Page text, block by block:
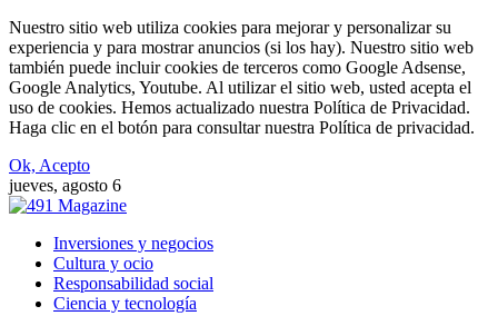
Nuestro sitio web utiliza cookies para mejorar y personalizar su
experiencia y para mostrar anuncios (si los hay). Nuestro sitio web
también puede incluir cookies de terceros como Google Adsense,
Google Analytics, Youtube. Al utilizar el sitio web, usted acepta el
uso de cookies. Hemos actualizado nuestra Política de Privacidad.
Haga clic en el botón para consultar nuestra Política de privacidad.
Ok, Acepto
jueves, agosto 6
Inversiones y negocios
Cultura y ocio
Responsabilidad social
Ciencia y tecnología